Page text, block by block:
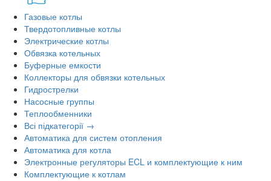
Газовые котлы
Твердотопливные котлы
Электрические котлы
Обвязка котельных
Буферные емкости
Коллекторы для обвязки котельных
Гидрострелки
Насосные группы
Теплообменники
Всі підкатегорії →
Автоматика для систем отопления
Автоматика для котла
Электронные регуляторы ECL и комплектующие к ним
Комплектующие к котлам